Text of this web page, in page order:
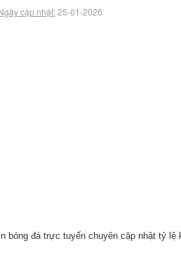
cập nhật:25-01-2026
bóng đá trực tuyến chuyên cập nhật tỷ